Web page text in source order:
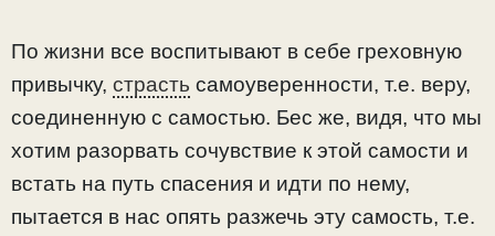
По жизни все воспитывают в себе греховную
привычку, страсть самоуверенности, т.е. веру,
соединенную с самостью. Бес же, видя, что мы
хотим разорвать сочувствие к этой самости и
встать на путь спасения и идти по нему,
пытается в нас опять разжечь эту самость, т.е.